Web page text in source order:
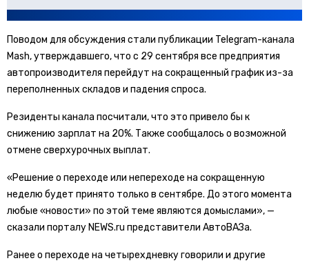
Поводом для обсуждения стали публикации Telegram-канала
Mash, утверждавшего, что с 29 сентября все предприятия
автопроизводителя перейдут на сокращенный график из-за
переполненных складов и падения спроса.
Резиденты канала посчитали, что это привело бы к
снижению зарплат на 20%. Также сообщалось о возможной
отмене сверхурочных выплат.
«Решение о переходе или непереходе на сокращенную
неделю будет принято только в сентябре. До этого момента
любые «новости» по этой теме являются домыслами», —
сказали порталу NEWS.ru представители АвтоВАЗа.
Ранее о переходе на четырехдневку говорили и другие